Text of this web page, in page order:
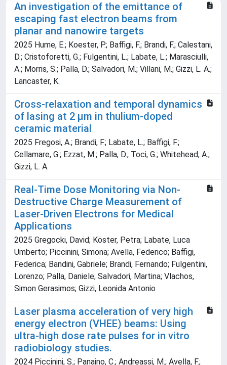
An investigation of the emittance of
escaping fast electron beams from
planar and nanowire targets
2025 Hume, E.; Koester, P.; Baffigi, F.; Brandi, F.; Calestani,
D.; Cristoforetti, G.; Fulgentini, L.; Labate, L.; Marasciulli,
A.; Morris, S.; Palla, D.; Salvadori, M.; Villani, M.; Gizzi, L. A.;
Lancaster, K.
Cross-relaxation and temporal dynamics
of lasing at 2 μm in thulium-doped
ceramic material
2025 Fregosi, A.; Brandi, F.; Labate, L.; Baffigi, F.;
Cellamare, G.; Ezzat, M.; Palla, D.; Toci, G.; Whitehead, A.;
Gizzi, L. A.
Real-Time Dose Monitoring via Non-
Destructive Charge Measurement of
Laser-Driven Electrons for Medical
Applications
2025 Gregocki, David; Köster, Petra; Labate, Luca
Umberto; Piccinini, Simona; Avella, Federico; Baffigi,
Federica; Bandini, Gabriele; Brandi, Fernando; Fulgentini,
Lorenzo; Palla, Daniele; Salvadori, Martina; Vlachos,
Simon Gerasimos; Gizzi, Leonida Antonio
Laser plasma acceleration of very high
energy electron (VHEE) beams: Using
ultra-high dose rate pulses for in vitro
radiobiology studies.
2024 Piccinini, S.; Panaino, C.; Andreassi, M.; Avella, F.;